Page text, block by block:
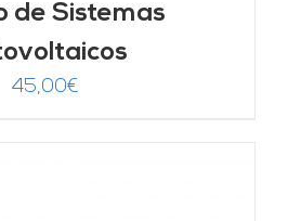
de Sistemas
45,00€